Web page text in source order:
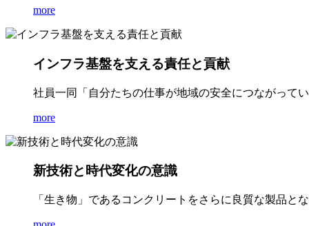
more
インフラ基盤を支える責任と貢献
社員一同「自分たちの仕事が地域の安全につながって
more
新技術と時代変化の意識
「生き物」であるコンクリートをさらに良質な製品と